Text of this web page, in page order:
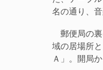
名の通り、
郵便局の
域の居場所
Ａ」。開局